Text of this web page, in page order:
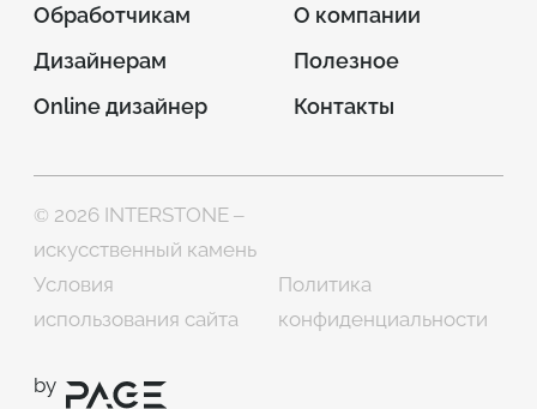
Обработчикам
Дизайнерам
Online дизайнер
О компании
Полезное
Контакты
© 2026 INTERSTONE –
искусственный камень
Условия
использования сайта
Политика
конфиденциальности
by